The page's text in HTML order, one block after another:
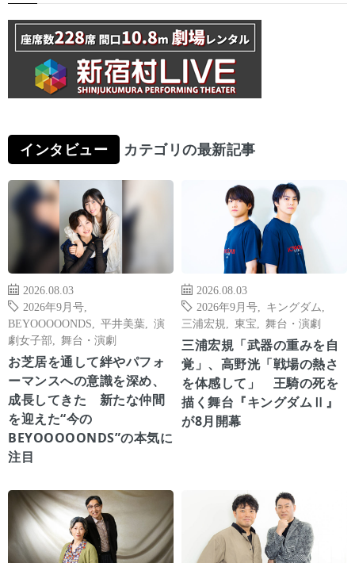
インタビュー カテゴリの最新記事
2026.08.03
2026年9月号
BEYOOOOONDS
平井美葉
演
劇女子部
舞台・演劇
お芝居を通して絆やパフォ
ーマンスへの意識を深め、
成長してきた 新たな仲間
を迎えた“今の
BEYOOOOONDS”の本気に
注目
2026.08.03
2026年9月号
キングダム
三浦宏規
東宝 舞台・演劇
三浦宏規「武器の重みを自
覚」、高野洸「戦場の熱さ
を体感して」 王騎の死を
描く舞台『キングダムⅡ』
が8月開幕